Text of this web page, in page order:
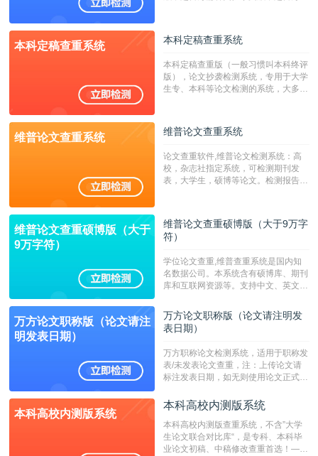
校用来检测硕博论文的系统，检测范围
广，数据来源真实，检测算法合理!本
字符数30万）
本科定稿查重系统 本科定稿查重系统
本科定稿查重版（一般习惯叫本科终评
版），论文抄袭检测系统，专用于大学
生专、本科等论文检测的系统，大多数
维普论文查重系统 维普论文查重系统
论文查重软件,维普论文检测系统：高
校，杂志社指定系统，可检测期刊发
表，大学生，硕博等论文。检测报告支
维普论文查重硕博版（大于
9万字符）
维普论文查重硕博版（大于9万字
符）
学位论文查重,维普查重系统是国内知
名数据公司。本系统含有硕博库、期刊
库和互联网资源等。支持中文、英文、
定院校！！！
万方论文职称版（论文请注
明发表日期）
万方论文职称版（论文请注明发
表日期）
万方职称论文检测系统，适用于职称发
表/未发表论文查重，注：上传论文请
标注发表日期，如无则使用论文正式发
成时间作为发表日期。
本科高校内测版系统
本科高校内测版系统
本科高校内测版查重系统，不含”大学
生论文联合对比库“，是专科、本科毕
业论文初稿、中稿修改查重首选！——